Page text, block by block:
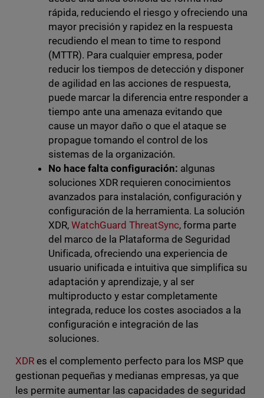
rápida, reduciendo el riesgo y ofreciendo una
mayor precisión y rapidez en la respuesta
recudiendo el mean to time to respond
(MTTR). Para cualquier empresa, poder
reducir los tiempos de detección y disponer
de agilidad en las acciones de respuesta,
puede marcar la diferencia entre responder a
tiempo ante una amenaza evitando que
cause un mayor daño o que el ataque se
propague tomando el control de los
sistemas de la organización.
No hace falta configuración: algunas
soluciones XDR requieren conocimientos
avanzados para instalación, configuración y
configuración de la herramienta. La solución
XDR, WatchGuard ThreatSync, forma parte
del marco de la Plataforma de Seguridad
Unificada, ofreciendo una experiencia de
usuario unificada e intuitiva que simplifica su
adaptación y aprendizaje, y al ser
multiproducto y estar completamente
integrada, reduce los costes asociados a la
configuración e integración de las
soluciones.
XDRes el complemento perfecto para los MSP que
gestionan pequeñas y medianas empresas, ya que
les permite aumentar las capacidades de seguridad